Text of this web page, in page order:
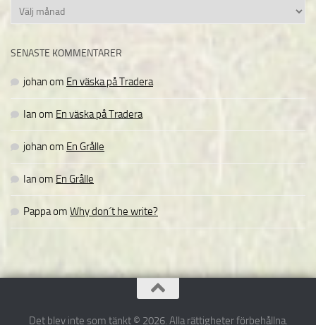
Arkiv
SENASTE KOMMENTARER
johan om En väska på Tradera
Ian om En väska på Tradera
johan om En Grålle
Ian om En Grålle
Pappaom Why don´t he write?
Det blev inte som tänkt © 2026. Alla rättigheter förbehållna.